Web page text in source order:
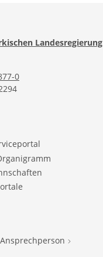
Landesregierung
0